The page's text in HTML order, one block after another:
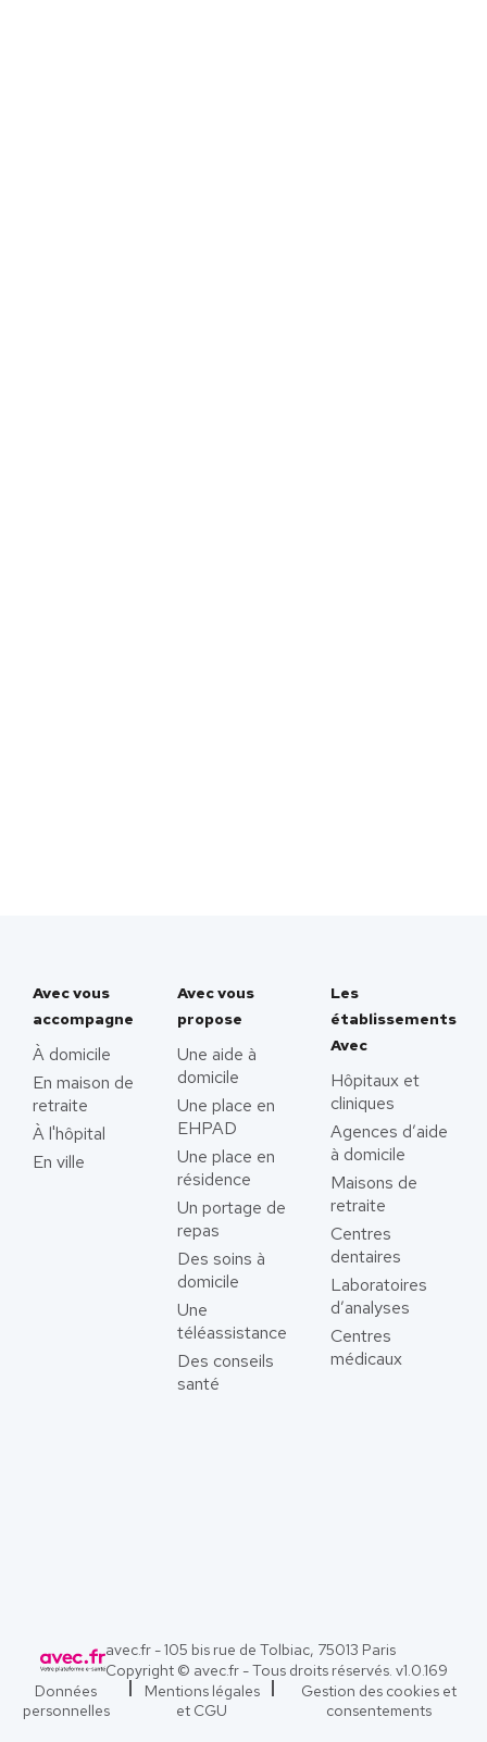
Avec vous
accompagne
À domicile
En maison de
retraite
À l'hôpital
En ville
Avec vous
propose
Une aide à
domicile
Une place en
EHPAD
Une place en
résidence
Un portage de
repas
Des soins à
domicile
Une
téléassistance
Des conseils
santé
Les
établissements
Avec
Hôpitaux et
cliniques
Agences d’aide
à domicile
Maisons de
retraite
Centres
dentaires
Laboratoires
d’analyses
Centres
médicaux
avec.fr - 105 bis rue de Tolbiac, 75013 Paris
Copyright © avec.fr - Tous droits réservés. v1.0.169
Données
personnelles
Mentions légales
et CGU
Gestion des cookies et
consentements